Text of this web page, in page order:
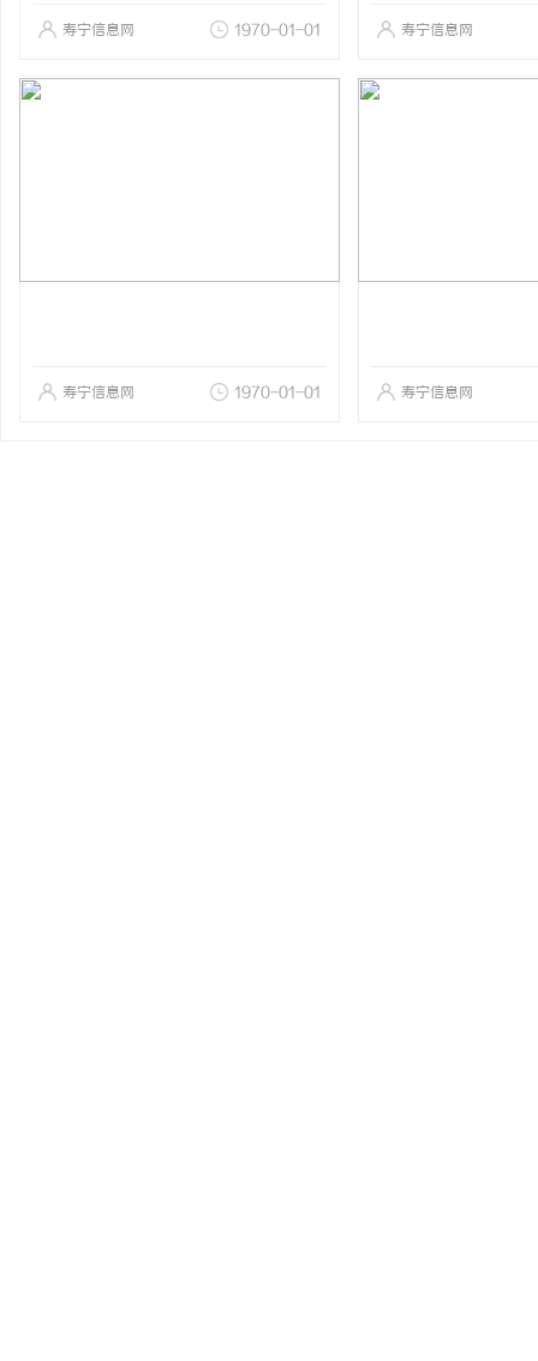
寿宁信息网 1970-01-01 寿宁信息网
寿宁信息网 1970-01-01 寿宁信息网